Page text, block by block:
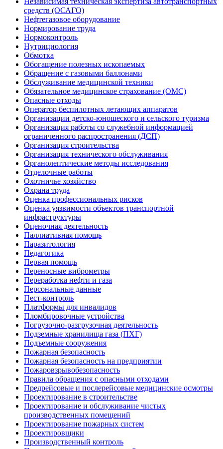
средств (ОСАГО)
Нефтегазовое оборудование
Нормирование труда
Нормоконтроль
Нутрициология
Обмотка
Обогащение полезных ископаемых
Обращение с газовыми баллонами
Обслуживание медицинской техники
Обязательное медицинское страхование (ОМС)
Опасные отходы
Оператор беспилотных летающих аппаратов
Организации детско-юношеского и сельского туризма
Организация работы со служебной информацией
ограниченного распространения (ДСП)
Организация строительства
Организация технического обслуживания
Органолептические методы исследования
Отделочные работы
Охотничье хозяйство
Охрана труда
Оценка профессиональных рисков
Оценка уязвимости объектов транспортной
инфраструктуры
Оценочная деятельность
Паллиативная помощь
Паразитология
Педагогика
Первая помощь
Переносные виброметры
Переработка нефти и газа
Персональные данные
Пест-контроль
Платформы для инвалидов
Пломбировочные устройства
Погрузочно-разгрузочная деятельность
Подземные хранилища газа (ПХГ)
Подъемные сооружения
Пожарная безопасность
Пожарная безопасность на предприятии
Пожаровзрывобезопасность
Правила обращения с опасными отходами
Предрейсовые и послерейсовые медицинские осмотры
Проектирование в строительстве
Проектирование и обслуживание чистых
производственных помещений
Проектирование пожарных систем
Проектировщики
Производственный контроль